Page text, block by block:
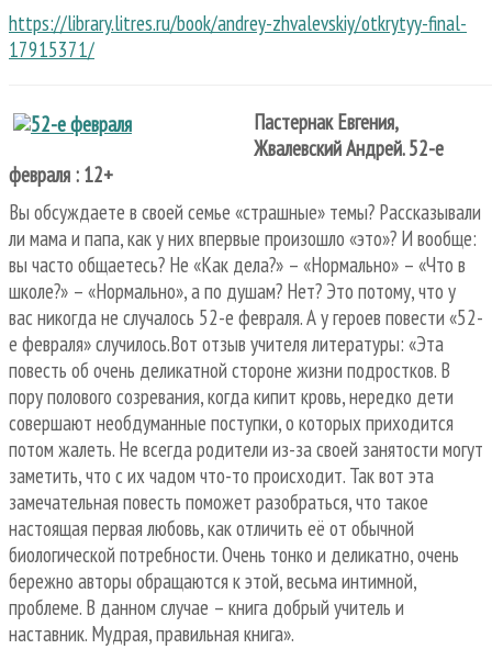
https://library.litres.ru/book/andrey-zhvalevskiy/otkrytyy-final-
17915371/
Пастернак Евгения,
Жвалевский Андрей. 52-е
февраля : 12+
Вы обсуждаете в своей семье «страшные» темы? Рассказывали
ли мама и папа, как у них впервые произошло «это»? И вообще:
вы часто общаетесь? Не «Как дела?» – «Нормально» – «Что в
школе?» – «Нормально», а по душам? Нет? Это потому, что у
вас никогда не случалось 52-е февраля. А у героев повести «52-
е февраля» случилось.Вот отзыв учителя литературы: «Эта
повесть об очень деликатной стороне жизни подростков. В
пору полового созревания, когда кипит кровь, нередко дети
совершают необдуманные поступки, о которых приходится
потом жалеть. Не всегда родители из-за своей занятости могут
заметить, что с их чадом что-то происходит. Так вот эта
замечательная повесть поможет разобраться, что такое
настоящая первая любовь, как отличить её от обычной
биологической потребности. Очень тонко и деликатно, очень
бережно авторы обращаются к этой, весьма интимной,
проблеме. В данном случае – книга добрый учитель и
наставник. Мудрая, правильная книга».